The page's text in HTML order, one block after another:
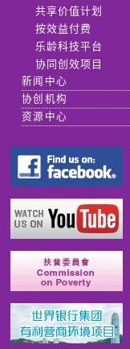
共享价值计划
按效益付费
乐龄科技平台
协同创效项目
新闻中心
协创机构
资源中心